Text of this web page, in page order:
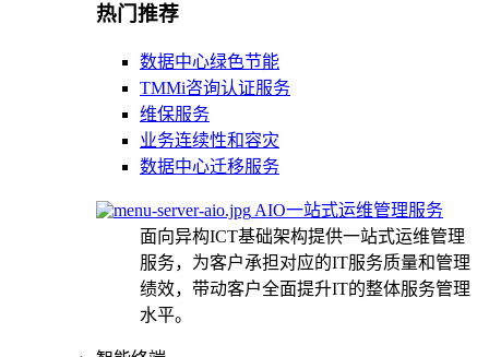
热门推荐
数据中心绿色节能
TMMi咨询认证服务
维保服务
业务连续性和容灾
数据中心迁移服务
AIO一站式运维管理服务
面向异构ICT基础架构提供一站式运维管理
服务，为客户承担对应的IT服务质量和管理
绩效，带动客户全面提升IT的整体服务管理
水平。